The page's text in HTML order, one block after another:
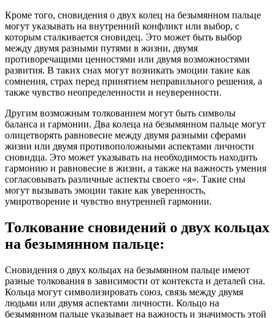
Кроме того, сновидения о двух колец на безымянном пальце
могут указывать на внутренний конфликт или выбор, с
которым сталкивается сновидец. Это может быть выбор
между двумя разными путями в жизни, двумя
противоречащими ценностями или двумя возможностями
развития. В таких снах могут возникать эмоции такие как
сомнения, страх перед принятием неправильного решения, а
также чувство неопределенности и неуверенности.
Другим возможным толкованием могут быть символы
баланса и гармонии. Два колеца на безымянном пальце могут
олицетворять равновесие между двумя разными сферами
жизни или двумя противоположными аспектами личности
сновидца. Это может указывать на необходимость находить
гармонию и равновесие в жизни, а также на важность умения
согласовывать различные аспекты своего «я». Такие сны
могут вызывать эмоции такие как уверенность,
умиротворение и чувство внутренней гармонии.
Толкование сновидений о двух кольцах
на безымянном пальце:
Сновидения о двух кольцах на безымянном пальце имеют
разные толкования в зависимости от контекста и деталей сна.
Кольца могут символизировать союз, связь между двумя
людьми или двумя аспектами личности. Кольцо на
безымянном пальце указывает на важность и значимость этой